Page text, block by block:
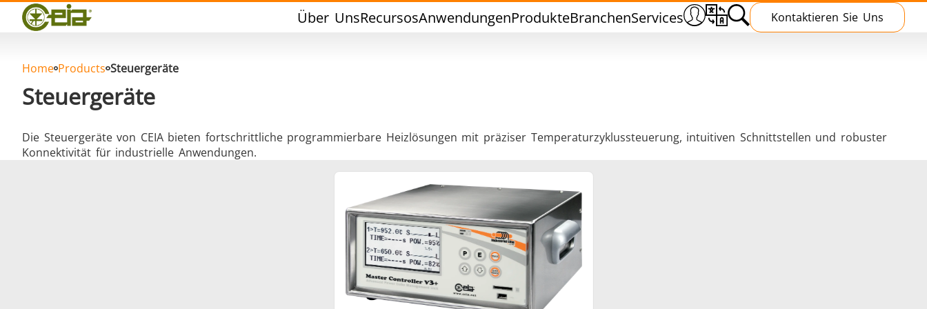
Über UnsRecursosAnwendungenProdukteBranchenServices Kontaktieren Sie Uns
Qualität
Händler
Blog
FAQ
Weichlöten Werkzeuglöten
Verschlussversiegelung Warm Umformen / Schmieden
Home Products Steuergeräte
Steuergeräte
Die Steuergeräte von CEIA bieten fortschrittliche programmierbare Heizlösungen mit präziser Temperaturzyklussteuerung, intuitiven Schnittstellen und robuster
Konnektivität für industrielle Anwendungen.